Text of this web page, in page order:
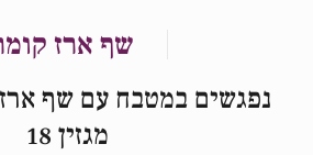
שף ארז
נפגשים במטבח עם שף
מגזין 18